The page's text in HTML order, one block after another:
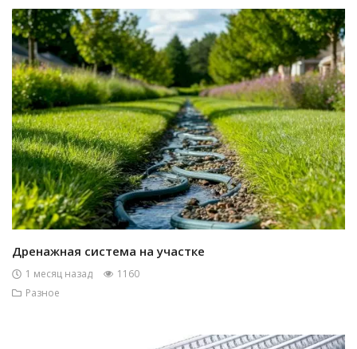
Дренажная система на участке
1 месяц назад
1160
Разное